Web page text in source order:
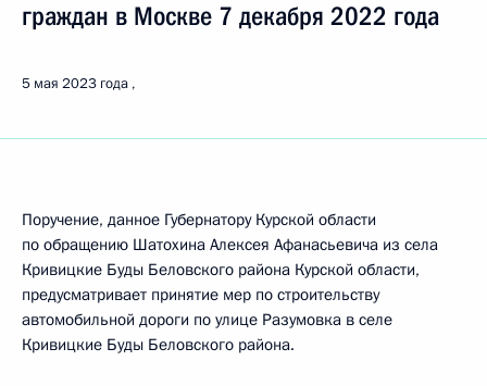
граждан в Москве 7 декабря 2022 года
5 мая 2023 года
Поручение, данное Губернатору Курской области
по обращению Шатохина Алексея Афанасьевича из села
Кривицкие Буды Беловского района Курской области,
предусматривает принятие мер по строительству
автомобильной дороги по улице Разумовка в селе
Кривицкие Буды Беловского района.